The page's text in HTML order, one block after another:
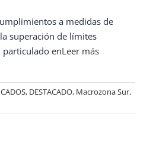
a medidas de
superación de límites
enLeer más
, DESTACADO, Macrozona Sur,